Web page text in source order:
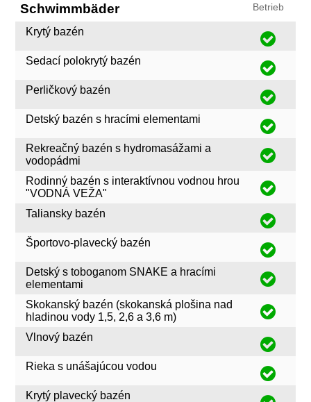
Schwimmbäder Betrieb
Krytý bazén
Sedací polokrytý bazén
Perličkový bazén
Detský bazén s hracími elementami
Rekreačný bazén s hydromasážami a
vodopádmi
Rodinný bazén s interaktívnou vodnou hrou
"VODNÁ VEŽA"
Taliansky bazén
Športovo-plavecký bazén
Detský s toboganom SNAKE a hracími
elementami
Skokanský bazén (skokanská plošina nad
hladinou vody 1,5, 2,6 a 3,6 m)
Vlnový bazén
Rieka s unášajúcou vodou
Krytý plavecký bazén